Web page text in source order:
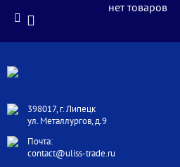
398017, г. Липецк
ул. Металлургов, д.9
Почта:
contact@uliss-trade.ru
нет товаров